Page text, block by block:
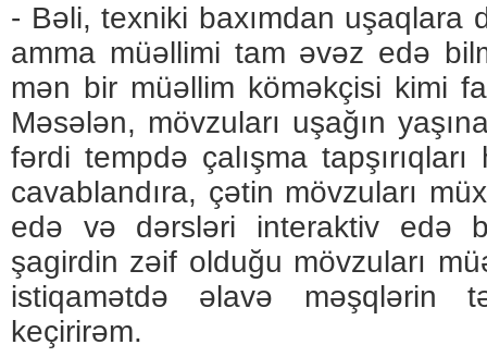
- Bəli, texniki baxımdan uşaqlara
amma müəllimi tam əvəz edə
mən bir müəllim köməkçisi kimi
Məsələn, mövzuları uşağın
fərdi tempdə çalışma tapşırıqları
cavablandıra, çətin mövzuları
edə və dərsləri interaktiv edə
şagirdin zəif olduğu mövzuları
istiqamətdə əlavə məşqlərin
keçirirəm.